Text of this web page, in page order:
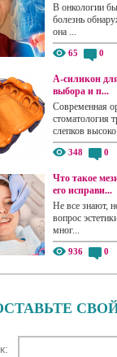
В онкологии
болезнь
она ...
65 0
А-силикон
выбора и п...
Современная
стоматология
слепков
348 0
Что такое
его исправи...
Не все знают,
вопрос
мног...
936 0